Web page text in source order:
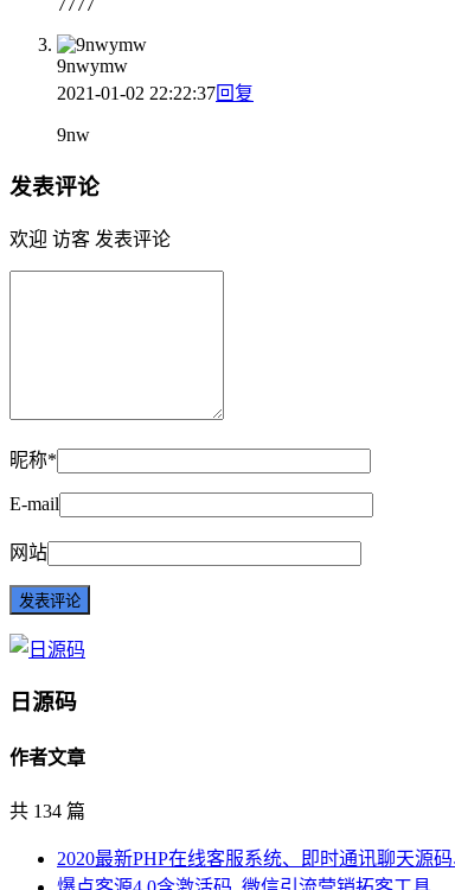
7777
9nwymw
2021-01-02 22:22:37回复
9nw
发表评论
欢迎 访客 发表评论
昵称*
E-mail
网站
日源码
作者文章
共 134 篇
2020最新PHP在线客服系统、即时通讯聊天源